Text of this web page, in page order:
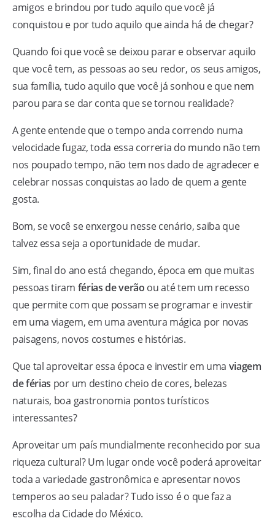
amigos e brindou por tudo aquilo que você já
conquistou e por tudo aquilo que ainda há de chegar?
Quando foi que você se deixou parar e observar aquilo
que você tem, as pessoas ao seu redor, os seus amigos,
sua família, tudo aquilo que você já sonhou e que nem
parou para se dar conta que se tornou realidade?
A gente entende que o tempo anda correndo numa
velocidade fugaz, toda essa correria do mundo não tem
nos poupado tempo, não tem nos dado de agradecer e
celebrar nossas conquistas ao lado de quem a gente
gosta.
Bom, se você se enxergou nesse cenário, saiba que
talvez essa seja a oportunidade de mudar.
Sim, final do ano está chegando, época em que muitas
pessoas tiram férias de verão ou até tem um recesso
que permite com que possam se programar e investir
em uma viagem, em uma aventura mágica por novas
paisagens, novos costumes e histórias.
Que tal aproveitar essa época e investir em uma viagem
de férias por um destino cheio de cores, belezas
naturais, boa gastronomia pontos turísticos
interessantes?
Aproveitar um país mundialmente reconhecido por sua
riqueza cultural? Um lugar onde você poderá aproveitar
toda a variedade gastronômica e apresentar novos
temperos ao seu paladar? Tudo isso é o que faz a
escolha da Cidade do México.